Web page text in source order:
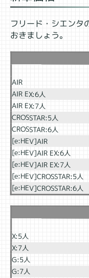
フリード・シエンタ
おきましょう。
AIR
AIR EX:6人
AIR EX:7人
CROSSTAR:5人
CROSSTAR:6人
[e:HEV]AIR
[e:HEV]AIR EX:6人
[e:HEV]AIR EX:7人
[e:HEV]CROSSTAR:5人
[e:HEV]CROSSTAR:6人
X:5人
X:7人
G:5人
G:7人